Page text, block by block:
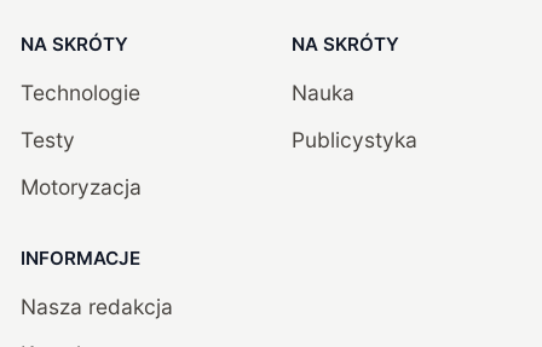
NA SKRÓTY
Technologie
Testy
Motoryzacja
NA SKRÓTY
Nauka
Publicystyka
INFORMACJE
Nasza redakcja